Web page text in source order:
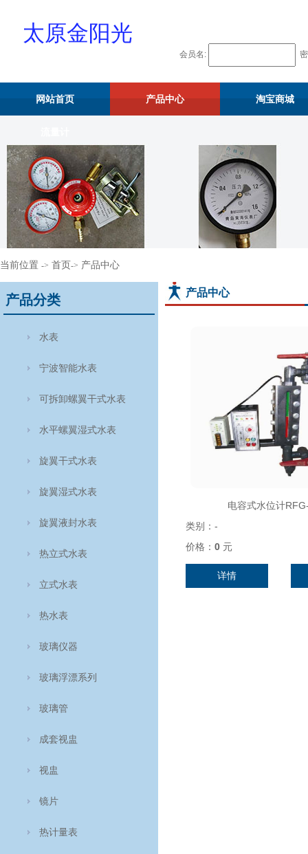
太原金阳光
会员名:
网站首页 产品中心 淘宝商城
当前位置 -> 首页-> 产品中心
产品中心
电容式水位计
类别： -
价格： 0 元
详情
产品分类
水表
宁波智能水表
可拆卸螺翼干式水表
水平螺翼湿式水表
旋翼干式水表
旋翼湿式水表
旋翼液封水表
热立式水表
立式水表
热水表
玻璃仪器
玻璃浮漂系列
玻璃管
成套视盅
视盅
镜片
热计量表